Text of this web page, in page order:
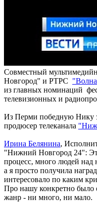
Совместный
Новгород" и РТРС
из главных номинаций
телевизионных и
Из Перми победную Нику
продюсер телеканала
Ирина Белянина,
"Нижний Новгород 24":
процесс, много людей над
а я просто получила
интересовало по каким
Про нашу конкретно было
жанр - ни много, ни мало.